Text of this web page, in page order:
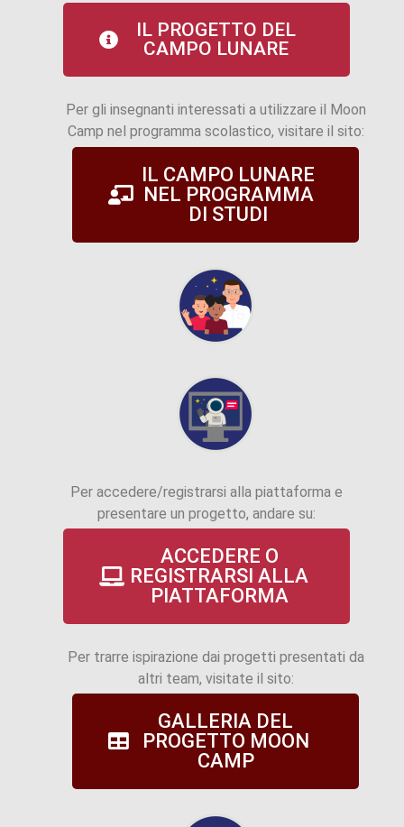
IL PROGETTO DEL
CAMPO LUNARE
Per gli insegnanti interessati a utilizzare il Moon
Camp nel programma scolastico, visitare il sito:
IL CAMPO LUNARE
NEL PROGRAMMA
DI STUDI
Per accedere/registrarsi alla piattaforma e
presentare un progetto, andare su:
ACCEDERE O
REGISTRARSI ALLA
PIATTAFORMA
Per trarre ispirazione dai progetti presentati da
altri team, visitate il sito:
GALLERIA DEL
PROGETTO MOON
CAMP